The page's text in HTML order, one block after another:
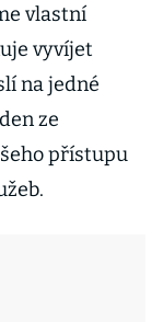
vlastní
vyvíjet
na jedné
ze
přístupu